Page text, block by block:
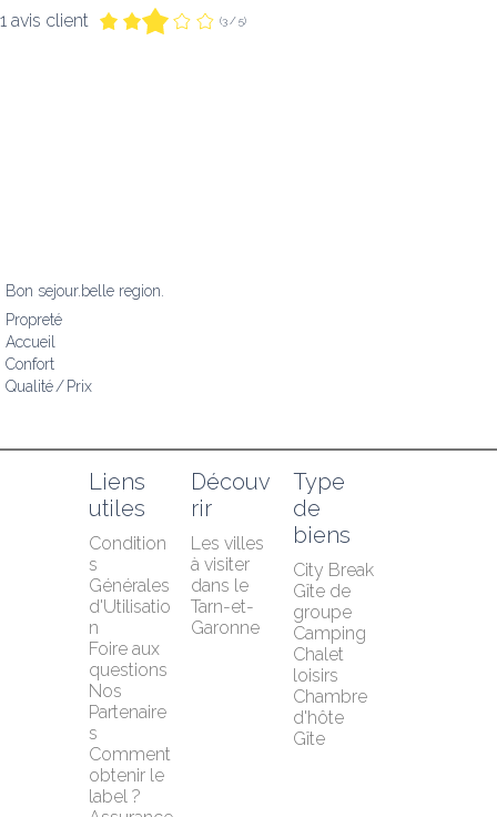
1 avis client (3 / 5)
Bon sejour.belle region.
Propreté
Accueil
Confort
Qualité / Prix
Liens
utiles
Condition
s
Générales
d'Utilisatio
n
Foire aux
questions
Nos
Partenaire
s
Comment
obtenir le
label ?
Découv
rir
Les villes
à visiter
dans le
Tarn-et-
Garonne
Type
de
biens
City Break
Gîte de
groupe
Camping
Chalet
loisirs
Chambre
d'hôte
Gîte